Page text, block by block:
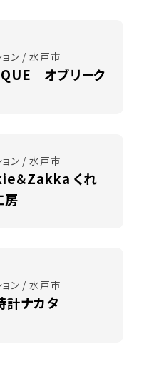
ョン / 水戸市
オブリーク
ョン / 水戸市
＆Zakka くれ
房
ョン / 水戸市
計ナカタ